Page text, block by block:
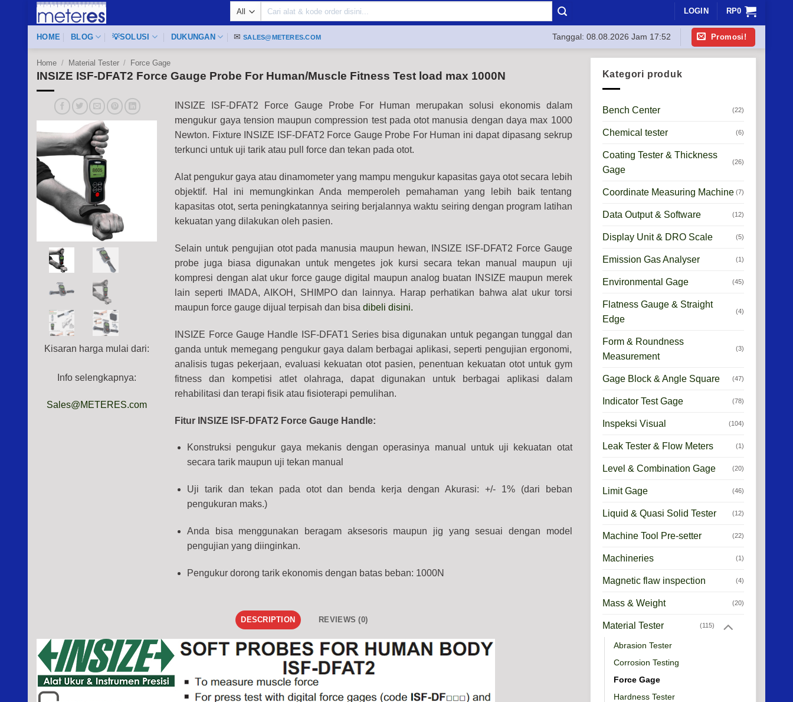
Skip
content
LOGIN RP0
HOME BLOG 💡SOLUSI DUKUNGAN ✉SALES@METERES.COM Tanggal: 08.08.2026 Jam 17:52 Promosi!
Home / Material Tester / Force Gage
INSIZE ISF-DFAT2 Force Gauge Probe For Human/Muscle Fitness Test load max 1000N
Kisaran harga mulai dari:
Info selengkapnya:
Sales@METERES.com
INSIZE ISF-DFAT2 Force Gauge Probe For Human merupakan solusi ekonomis dalam
mengukur gaya tension maupun compression test pada otot manusia dengan daya max 1000
Newton. Fixture INSIZE ISF-DFAT2 Force Gauge Probe For Human ini dapat dipasang sekrup
terkunci untuk uji tarik atau pull force dan tekan pada otot.
Alat pengukur gaya atau dinamometer yang mampu mengukur kapasitas gaya otot secara lebih
objektif. Hal ini memungkinkan Anda memperoleh pemahaman yang lebih baik tentang
kapasitas otot, serta peningkatannya seiring berjalannya waktu seiring dengan program latihan
kekuatan yang dilakukan oleh pasien.
Selain untuk pengujian otot pada manusia maupun hewan, INSIZE ISF-DFAT2 Force Gauge
probe juga biasa digunakan untuk mengetes jok kursi secara tekan manual maupun uji
kompresi dengan alat ukur force gauge digital maupun analog buatan INSIZE maupun merek
lain seperti IMADA, AIKOH, SHIMPO dan lainnya. Harap perhatikan bahwa alat ukur torsi
maupun force gauge dijual terpisah dan bisadibeli disini.
INSIZE Force Gauge Handle ISF-DFAT1 Series bisa digunakan untuk pegangan tunggal dan
ganda untuk memegang pengukur gaya dalam berbagai aplikasi, seperti pengujian ergonomi,
analisis tugas pekerjaan, evaluasi kekuatan otot pasien, penentuan kekuatan otot untuk gym
fitness dan kompetisi atlet olahraga, dapat digunakan untuk berbagai aplikasi dalam
rehabilitasi dan terapi fisik atau fisioterapi pemulihan.
Fitur INSIZE ISF-DFAT2 Force Gauge Handle:
Konstruksi pengukur gaya mekanis dengan operasinya manual untuk uji kekuatan otat
secara tarik maupun uji tekan manual
Uji tarik dan tekan pada otot dan benda kerja dengan Akurasi: +/- 1% (dari beban
pengukuran maks.)
Anda bisa menggunakan beragam aksesoris maupun jig yang sesuai dengan model
pengujian yang diinginkan.
Pengukur dorong tarik ekonomis dengan batas beban: 1000N
DESCRIPTION REVIEWS (0)
Kategori produk
Bench Center (22)
Chemical tester (6)
Coating Tester & Thickness
Gage
(26)
Coordinate Measuring Machine (7)
Data Output & Software (12)
Display Unit & DRO Scale (5)
Emission Gas Analyser (1)
Environmental Gage (45)
Flatness Gauge & Straight
Edge
(4)
Form & Roundness
Measurement
(3)
Gage Block & Angle Square (47)
Indicator Test Gage (78)
Inspeksi Visual (104)
Leak Tester & Flow Meters (1)
Level & Combination Gage (20)
Limit Gage (46)
Liquid & Quasi Solid Tester (12)
Machine Tool Pre-setter (22)
Machineries (1)
Magnetic flaw inspection (4)
Mass & Weight (20)
Material Tester (115)
Abrasion Tester
Corrosion Testing
Force Gage
Hardness Tester